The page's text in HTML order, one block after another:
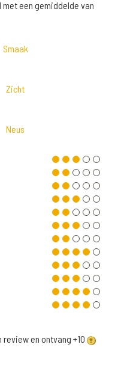
met een gemiddelde van
Smaak
Zicht
Neus
review en ontvang +10